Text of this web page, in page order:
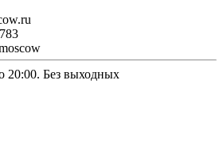
20:00. Без выходных